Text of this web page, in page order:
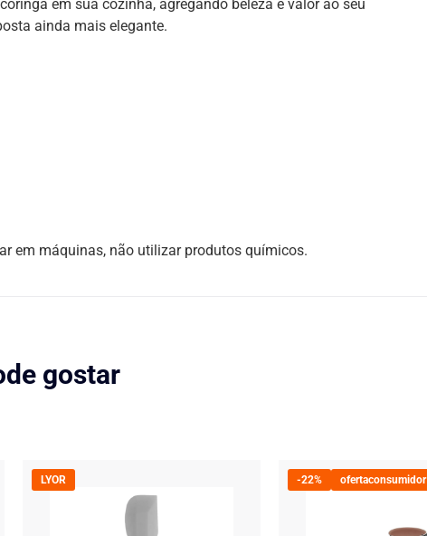
em sua cozinha, agregando beleza e valor ao seu
ainda mais elegante.
em máquinas, não utilizar produtos químicos.
gostar
LYOR -22% ofertaconsumidor